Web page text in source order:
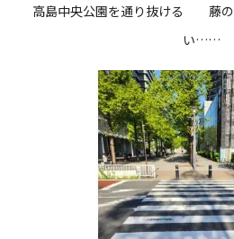
高島中央公園を通り抜ける 藤の
い……